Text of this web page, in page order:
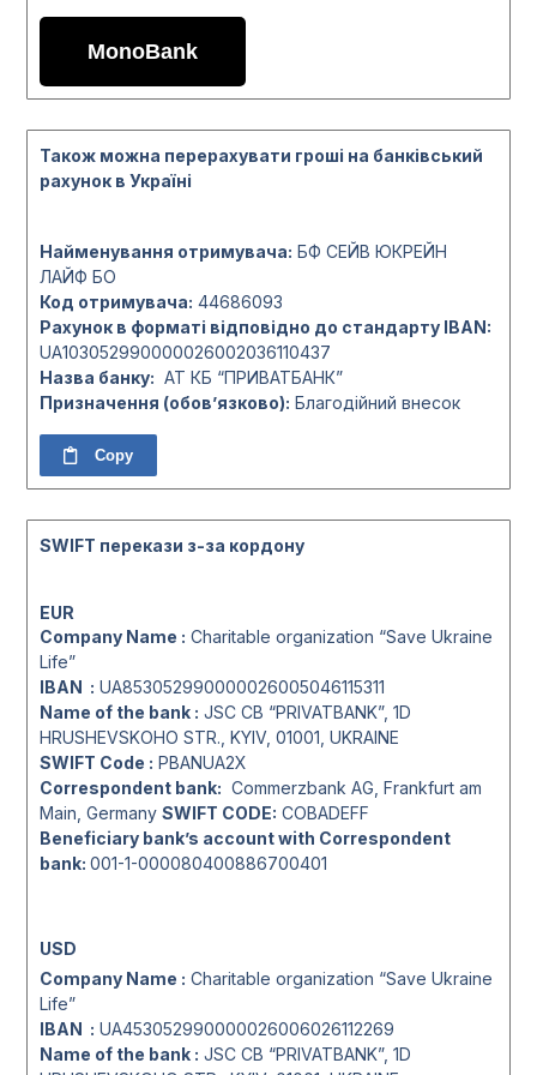
MonoBank
Також можна перерахувати гроші на банківський
рахунок в Україні
Найменування отримувача: БФ СЕЙВ ЮКРЕЙН
ЛАЙФ БО
Код отримувача: 44686093
Рахунок в форматі відповідно до стандарту IBAN:
UA103052990000026002036110437
Назва банку: АТ КБ “ПРИВАТБАНК”
Призначення (обов’язково): Благодійний внесок
Copy
SWIFT перекази з-за кордону
EUR
Company Name : Charitable organization “Save Ukraine
Life”
IBAN : UA853052990000026005046115311
Name of the bank : JSC CB “PRIVATBANK”, 1D
HRUSHEVSKOHO STR., KYIV, 01001, UKRAINE
SWIFT Code : PBANUA2X
Correspondent bank: Commerzbank AG, Frankfurt am
Main, GermanySWIFT CODE: COBADEFF
Beneficiary bank’s account with Correspondent
bank:001-1-000080400886700401
USD
Company Name : Charitable organization “Save Ukraine
Life”
IBAN : UA453052990000026006026112269
Name of the bank : JSC CB “PRIVATBANK”, 1D